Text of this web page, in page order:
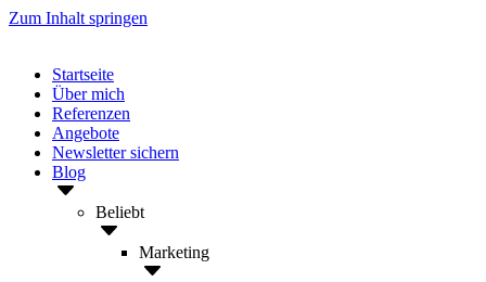
Zum Inhalt springen
Startseite
Über mich
Referenzen
Angebote
Newsletter sichern
Blog
Beliebt
Marketing